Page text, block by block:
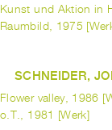
Kunst und Aktion in
Raumbild, 1975
SCHNEIDER,
Flower valley, 1986
o.T., 1981 [Werk]